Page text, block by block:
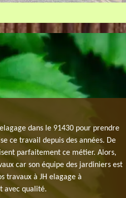
dans le 91430 pour prendre
ce travail depuis des années. De
parfaitement ce métier. Alors,
car son équipe des jardiniers est
travaux à JH elagage à
avec qualité.